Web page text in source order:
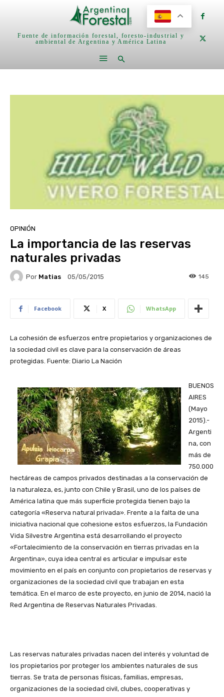
Fuente de información forestal, foresto-industrial y
ambiental de Argentina y América Latina
OPINIÓN
La importancia de las reservas
naturales privadas
Por Matias 05/05/2015 145
Facebook X WhatsApp
La cohesión de esfuerzos entre propietarios y organizaciones de
la sociedad civil es clave para la conservación de áreas
protegidas. Fuente: Diario La Nación
BUENOS
AIRES
(Mayo
2015).-
Argenti
na, con
más de
750.000
hectáreas de campos privados destinadas a la conservación de
la naturaleza, es, junto con Chile y Brasil, uno de los países de
América latina que más superficie protegida tienen bajo la
categoría «Reserva natural privada». Frente a la falta de una
iniciativa nacional que cohesione estos esfuerzos, la Fundación
Vida Silvestre Argentina está desarrollando el proyecto
«Fortalecimiento de la conservación en tierras privadas en la
Argentina», cuya idea central es articular e impulsar este
movimiento en el país en conjunto con propietarios de reservas y
organizaciones de la sociedad civil que trabajan en esta
temática. En el marco de este proyecto, en junio de 2014, nació la
Red Argentina de Reservas Naturales Privadas.
Las reservas naturales privadas nacen del interés y voluntad de
los propietarios por proteger los ambientes naturales de sus
tierras. Se trata de personas físicas, familias, empresas,
organizaciones de la sociedad civil, clubes, cooperativas y